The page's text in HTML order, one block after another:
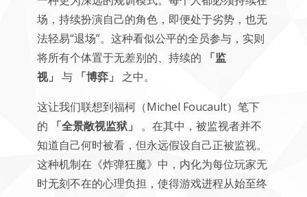
场，持续扮演自己的角色，即便处于劣势，也无
法轻易“退场”。这种看似公平的全员参与，实则
将所有个体置于无差别的、持续的
「监
视」 与 「博弈」 之中。
这让我们联想到福柯（Michel Foucault）笔下
的
「全景敞视监狱」
。在其中，被监视者并不
知道自己何时被看，但永远假设自己正被监视。
这种机制在《炸弹狂魔》中，内化为每位玩家无
时无刻不在的心理负担，使得游戏进程从始至终